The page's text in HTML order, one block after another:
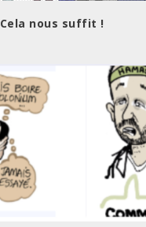
nous suffit !